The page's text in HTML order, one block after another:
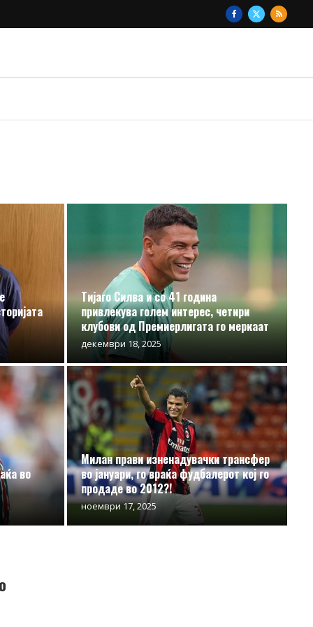
Тијаго Силва и со 41 година
привлекува голем интерес, четири
клубови од Премиерлигата го меркаат
декември 18, 2025
во
Милан прави изненадувачки трансфер
во јануари, го враќа фудбалерот кој го
продаде во 2012?!
ноември 17, 2025